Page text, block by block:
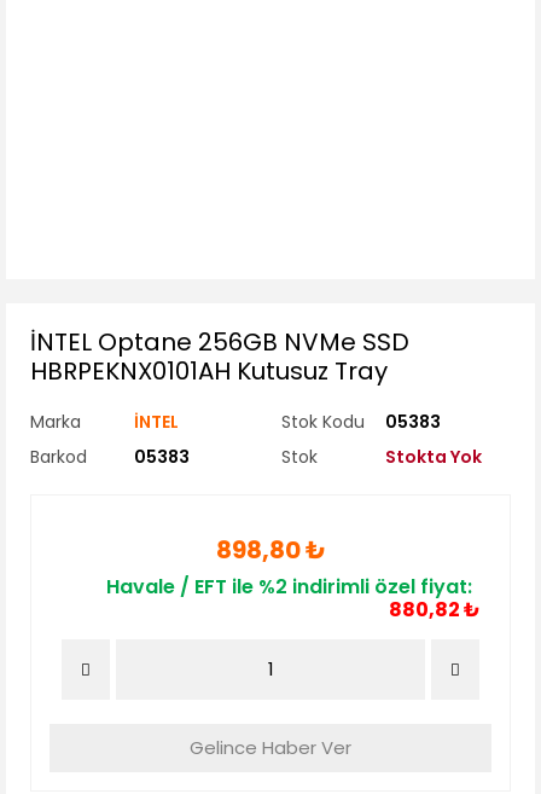
İNTEL Optane 256GB NVMe SSD
HBRPEKNX0101AH Kutusuz Tray
Marka İNTEL Stok Kodu
05383
Barkod
05383 Stok Stokta Yok
898,80 ₺
Havale / EFT ile %2 indirimli özel fiyat:
880,82 ₺
Gelince Haber Ver